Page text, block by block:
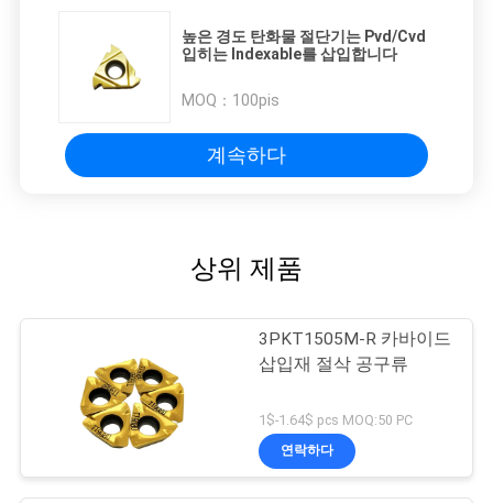
높은 경도 탄화물 절단기는 Pvd/Cvd
입히는 Indexable를 삽입합니다
MOQ： 100pis
계속하다
상위 제품
3PKT1505M-R 카바이드
삽입재 절삭 공구류
1$-1.64$ pcs MOQ:50 PC
연락하다